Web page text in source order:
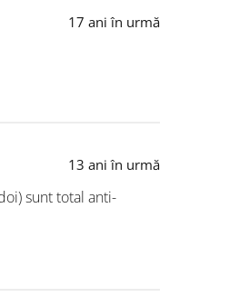
17 ani în urmă
13 ani în urmă
sunt total anti-